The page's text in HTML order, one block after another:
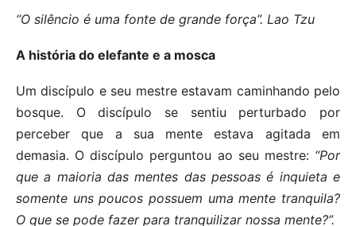
“O silêncio é uma fonte de grande força”. Lao Tzu
A história do elefante e a mosca
Um discípulo e seu mestre estavam caminhando pelo
bosque. O discípulo se sentiu perturbado por
perceber que a sua mente estava agitada em
demasia. O discípulo perguntou ao seu mestre: “Por
que a maioria das mentes das pessoas é inquieta e
somente uns poucos possuem uma mente tranquila?
O que se pode fazer para tranquilizar nossa mente?”.